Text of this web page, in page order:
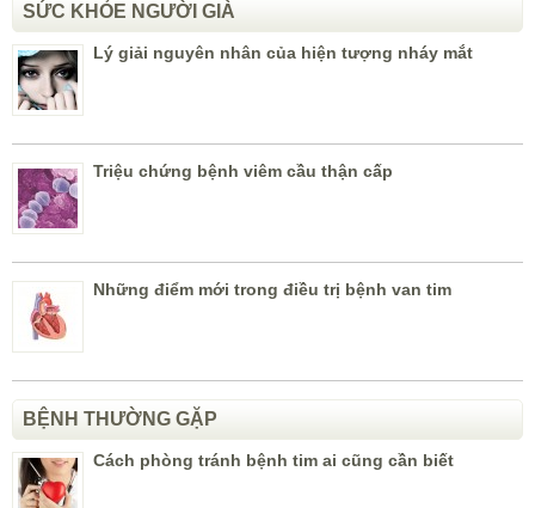
SỨC KHỎE NGƯỜI GIÀ
Lý giải nguyên nhân của hiện tượng nháy mắt
Triệu chứng bệnh viêm cầu thận cấp
Những điểm mới trong điều trị bệnh van tim
BỆNH THƯỜNG GẶP
Cách phòng tránh bệnh tim ai cũng cần biết